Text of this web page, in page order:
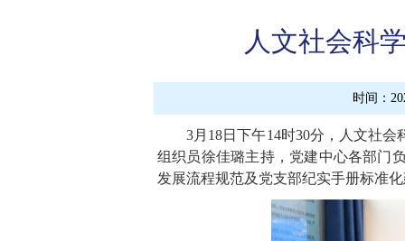
人文社会科
时间：
3月 18日下午14时30分 ，人文社会
组织员徐佳璐主持， 党建中心各部门
发展流程规范及党支部纪实手册标准